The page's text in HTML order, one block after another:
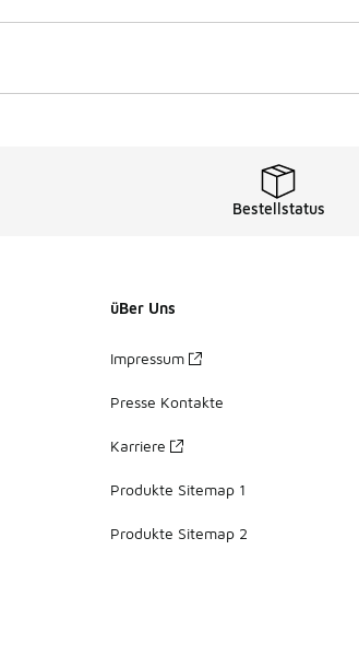
Bestellstatus
üBer Uns
Impressum
Presse Kontakte
Karriere
Produkte Sitemap 1
Produkte Sitemap 2